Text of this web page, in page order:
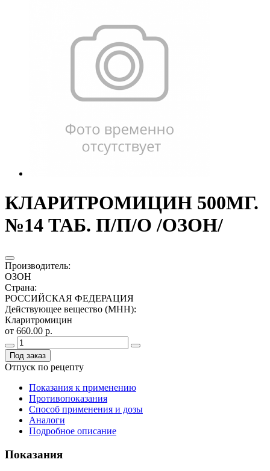
КЛАРИТРОМИЦИН 500МГ.
№14 ТАБ. П/П/О /ОЗОН/
Производитель:
ОЗОН
Страна:
РОССИЙСКАЯ ФЕДЕРАЦИЯ
Действующее вещество (МНН):
Кларитромицин
от 660.00 р.
Под заказ
Отпуск по рецепту
Показания к применению
Противопоказания
Способ применения и дозы
Аналоги
Подробное описание
Показания